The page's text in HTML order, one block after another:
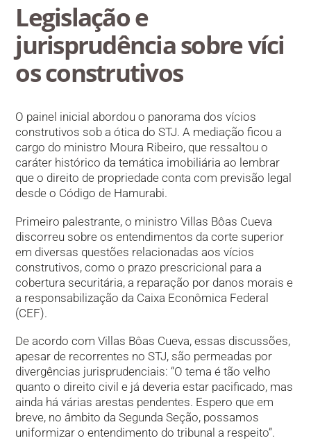
Legislação e
jurisprudência sobre víci​
os construtivos
O painel inicial abordou o panorama dos vícios
construtivos sob a ótica do STJ. A mediação ficou a
cargo do ministro Moura Ribeiro, que ressaltou o
caráter histórico da temática imobiliária ao lembrar
que o direito de propriedade conta com previsão legal
desde o Código de Hamurabi.
Primeiro palestrante, o ministro Villas Bôas Cueva
discorreu sobre os entendimentos da corte superior
em diversas questões relacionadas aos vícios
construtivos, como o prazo prescricional para a
cobertura securitária, a reparação por danos morais e
a responsabilização da Caixa Econômica Federal
(CEF).
De acordo com Villas Bôas Cueva, essas discussões,
apesar de recorrentes no STJ, são permeadas por
divergências jurisprudenciais: “O tema é tão velho
quanto o direito civil e já deveria estar pacificado, mas
ainda há várias arestas pendentes. Espero que em
breve, no âmbito da Segunda Seção, possamos
uniformizar o entendimento do tribunal a respeito”.